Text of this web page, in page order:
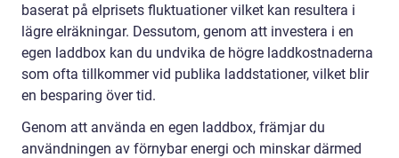
baserat på elprisets fluktuationer vilket kan resultera i
lägre elräkningar. Dessutom, genom att investera i en
egen laddbox kan du undvika de högre laddkostnaderna
som ofta tillkommer vid publika laddstationer, vilket blir
en besparing över tid.
Genom att använda en egen laddbox, främjar du
användningen av förnybar energi och minskar därmed